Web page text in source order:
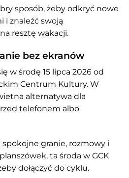
sposób, żeby odkryć nowe
i znaleźć swoją
resztę wakacji.
bez ekranów
w środę 15 lipca 2026 od
Centrum Kultury. W
alternatywa dla
telefonem albo
granie, rozmowy i
ta środa w GCK
dołączyć do cyklu.